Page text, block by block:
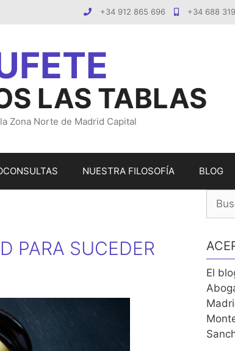
+34 912 865 696 +34 688
LAS TABLAS
Zona Norte de Madrid Capital
NUESTRA FILOSOFÍA BLOG
PARA SUCEDER
El